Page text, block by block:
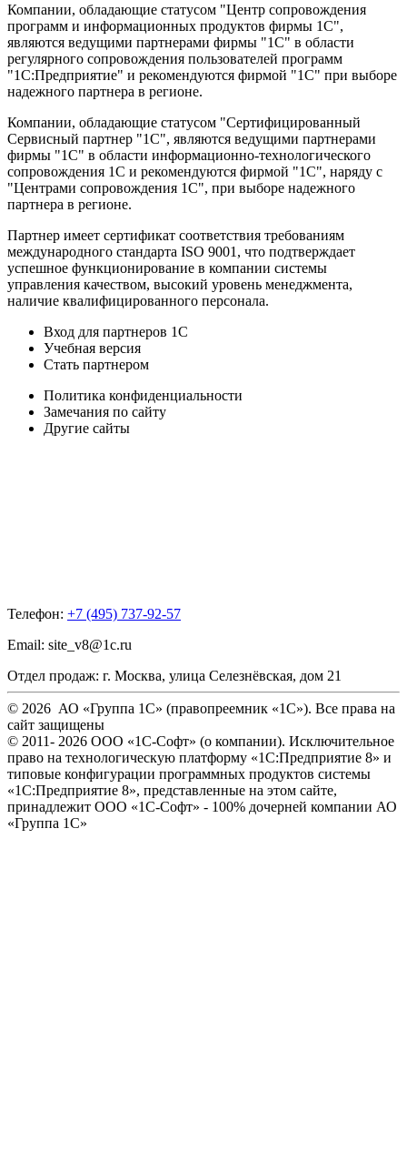
Компании, обладающие статусом "Центр сопровождения
программ и информационных продуктов фирмы 1С",
являются ведущими партнерами фирмы "1С" в области
регулярного сопровождения пользователей программ
"1С:Предприятие" и рекомендуются фирмой "1С" при выборе
надежного партнера в регионе.
Компании, обладающие статусом "Сертифицированный
Сервисный партнер "1С", являются ведущими партнерами
фирмы "1С" в области информационно-технологического
сопровождения 1C и рекомендуются фирмой "1С", наряду с
"Центрами сопровождения 1С", при выборе надежного
партнера в регионе.
Партнер имеет сертификат соответствия требованиям
международного стандарта ISO 9001, что подтверждает
успешное функционирование в компании системы
управления качеством, высокий уровень менеджмента,
наличие квалифицированного персонала.
Вход для партнеров 1С
Учебная версия
Стать партнером
Политика конфиденциальности
Замечания по сайту
Другие сайты
Телефон: +7 (495) 737-92-57
Email: site_v8@1c.ru
Отдел продаж: г. Москва, улица Селезнёвская, дом 21
© 2026 АО «Группа 1С» (правопреемник «1С»). Все права на
сайт защищены
© 2011- 2026 ООО «1С-Софт» (о компании). Исключительное
право на технологическую платформу «1С:Предприятие 8» и
типовые конфигурации программных продуктов системы
«1С:Предприятие 8», представленные на этом сайте,
принадлежит ООО «1С-Софт» - 100% дочерней компании АО
«Группа 1С»